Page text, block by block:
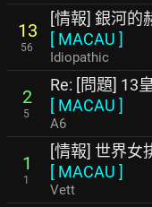
13
56
[情報] 銀河的
[ MACAU ]
Idiopathic
2
5
Re: [問題] 13
[ MACAU ]
A6
1
1
[情報] 世界女
[ MACAU ]
Vett